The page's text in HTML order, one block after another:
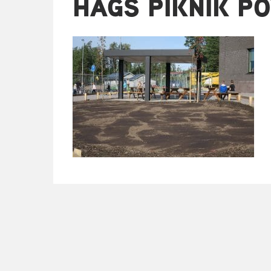
HAGS PIKNIK